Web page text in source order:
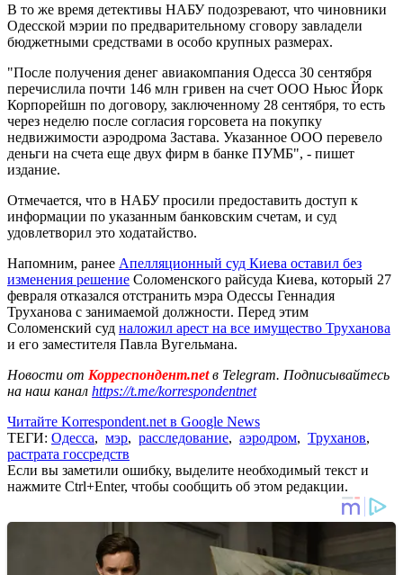
В то же время детективы НАБУ подозревают, что чиновники
Одесской мэрии по предварительному сговору завладели
бюджетными средствами в особо крупных размерах.
"После получения денег авиакомпания Одесса 30 сентября
перечислила почти 146 млн гривен на счет ООО Ньюс Йорк
Корпорейшн по договору, заключенному 28 сентября, то есть
через неделю после согласия горсовета на покупку
недвижимости аэродрома Застава. Указанное ООО перевело
деньги на счета еще двух фирм в банке ПУМБ", - пишет
издание.
Отмечается, что в НАБУ просили предоставить доступ к
информации по указанным банковским счетам, и суд
удовлетворил это ходатайство.
Напомним, ранее Апелляционный суд Киева оставил без
изменения решение Соломенского райсуда Киева, который 27
февраля отказался отстранить мэра Одессы Геннадия
Труханова с занимаемой должности. Перед этим
Соломенский суд наложил арест на все имущество Труханова
и его заместителя Павла Вугельмана.
Новости от Корреспондент.netв Telegram. Подписывайтесь
на наш канал https://t.me/korrespondentnet
Читайте Korrespondent.net в Google News
ТЕГИ: Одесса, мэр, расследование, аэродром, Труханов,
растрата госсредств
Если вы заметили ошибку, выделите необходимый текст и
нажмите Ctrl+Enter, чтобы сообщить об этом редакции.